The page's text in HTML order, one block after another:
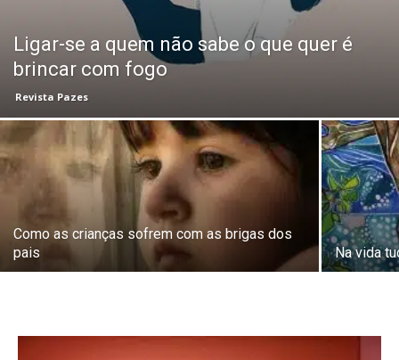
Ligar-se a quem não sabe o que quer é
brincar com fogo
Revista Pazes
Como as crianças sofrem com as brigas dos
pais
Na vida